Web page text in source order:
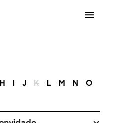
H I J K L M N O